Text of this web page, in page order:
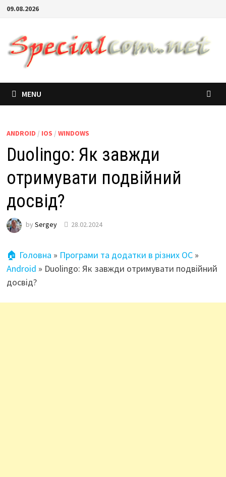
09.08.2026
MENU
ANDROID / IOS / WINDOWS
Duolingo: Як завжди
отримувати подвійний
досвід?
by Sergey 28.02.2024
🏠 Головна » Програми та додатки в різних ОС»
Android » Duolingo: Як завжди отримувати подвійний
досвід?